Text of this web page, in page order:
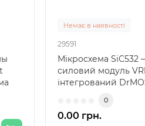
Немає в наявності
29591
Мікросхема SiC532
силовий модуль
інтегрований
0
0.00 грн.